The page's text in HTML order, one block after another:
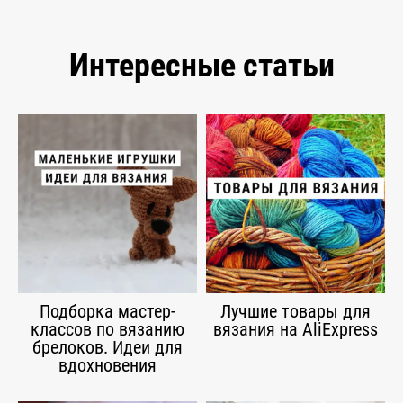
Интересные статьи
Подборка мастер-
классов по вязанию
брелоков. Идеи для
вдохновения
Лучшие товары для
вязания на AliExpress